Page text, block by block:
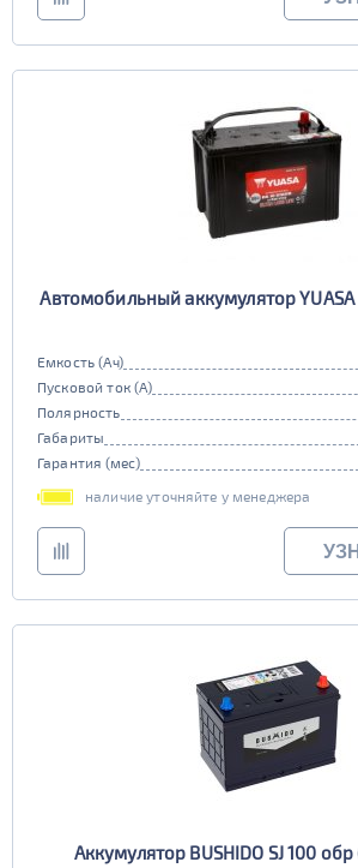
Автомобильный аккумулятор YUASA
Емкость (Ач)
Пусковой ток (А)
Полярность
Габариты
Гарантия (мес)
наличие уточняйте у менеджера
Аккумулятор BUSHIDO SJ 100 обр